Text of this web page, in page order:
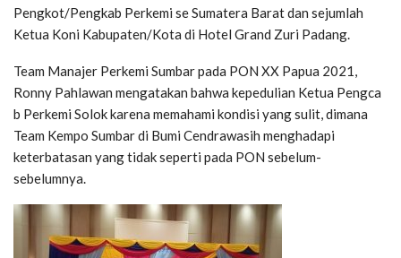
Pengkot/Pengkab Perkemi se Sumatera Barat dan sejumlah
Ketua Koni Kabupaten/Kota di Hotel Grand Zuri Padang.
Team Manajer Perkemi Sumbar pada PON XX Papua 2021,
Ronny Pahlawan mengatakan bahwa kepedulian Ketua Pengca
b Perkemi Solok karena memahami kondisi yang sulit, dimana
Team Kempo Sumbar di Bumi Cendrawasih menghadapi
keterbatasan yang tidak seperti pada PON sebelum-
sebelumnya.